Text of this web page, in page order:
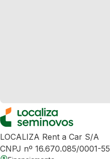
LOCALIZA Rent a Car S/A
CNPJ nº 16.670.085/0001-55